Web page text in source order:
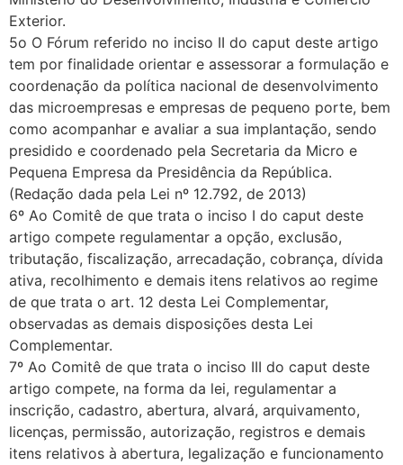
Exterior.
5o O Fórum referido no inciso II do caput deste artigo
tem por finalidade orientar e assessorar a formulação e
coordenação da política nacional de desenvolvimento
das microempresas e empresas de pequeno porte, bem
como acompanhar e avaliar a sua implantação, sendo
presidido e coordenado pela Secretaria da Micro e
Pequena Empresa da Presidência da República.
(Redação dada pela Lei nº 12.792, de 2013)
6º Ao Comitê de que trata o inciso I do caput deste
artigo compete regulamentar a opção, exclusão,
tributação, fiscalização, arrecadação, cobrança, dívida
ativa, recolhimento e demais itens relativos ao regime
de que trata o art. 12 desta Lei Complementar,
observadas as demais disposições desta Lei
Complementar.
7º Ao Comitê de que trata o inciso III do caput deste
artigo compete, na forma da lei, regulamentar a
inscrição, cadastro, abertura, alvará, arquivamento,
licenças, permissão, autorização, registros e demais
itens relativos à abertura, legalização e funcionamento